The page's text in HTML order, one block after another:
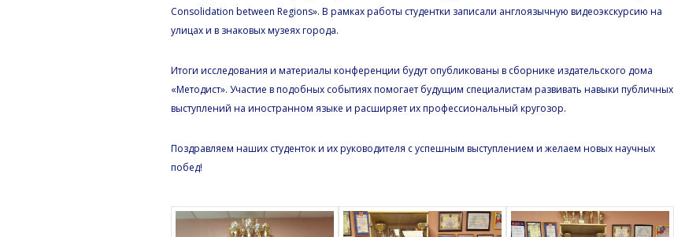
Consolidation between Regions». В рамках работы студентки записали англоязычную видеоэкскурсию на
улицах и в знаковых музеях города.
Итоги исследования и материалы конференции будут опубликованы в сборнике издательского дома
«Методист». Участие в подобных событиях помогает будущим специалистам развивать навыки публичных
выступлений на иностранном языке и расширяет их профессиональный кругозор.
Поздравляем наших студенток и их руководителя с успешным выступлением и желаем новых научных
побед!